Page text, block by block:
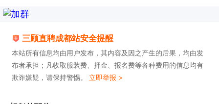
三顾直聘成都站安全提醒
本站所有信息均由用户发布，其内容及因之产生的后果，均由发
布者承担；凡收取服装费、押金、报名费等各种费用的信息均有
欺诈嫌疑，请保持警惕。 立即举报 >